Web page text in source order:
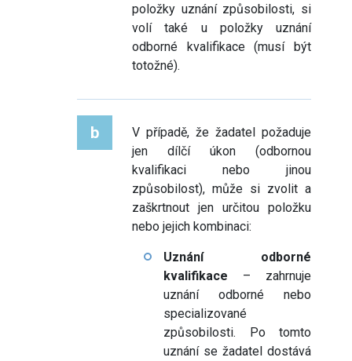
položky uznání způsobilosti, si
volí také u položky uznání
odborné kvalifikace (musí být
totožné).
b
V případě, že žadatel požaduje
jen dílčí úkon (odbornou
kvalifikaci nebo jinou
způsobilost), může si zvolit a
zaškrtnout jen určitou položku
nebo jejich kombinaci:
Uznání odborné
kvalifikace – zahrnuje
uznání odborné nebo
specializované
způsobilosti. Po tomto
uznání se žadatel dostává